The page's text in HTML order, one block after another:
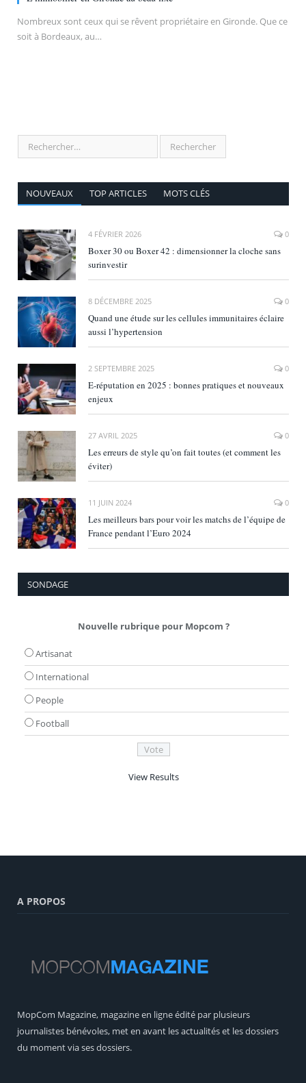
Nombreux sont ceux qui se rêvent propriétaire en Gironde. Que ce
soit à Bordeaux, au…
NOUVEAUX TOP ARTICLES MOTS CLÉS
4 FÉVRIER 2026 0
Boxer 30 ou Boxer 42 : dimensionner la cloche sans
surinvestir
8 DÉCEMBRE 2025 0
Quand une étude sur les cellules immunitaires éclaire
aussi l’hypertension
2 SEPTEMBRE 2025 0
E‑réputation en 2025 : bonnes pratiques et nouveaux
enjeux
27 AVRIL 2025 0
Les erreurs de style qu’on fait toutes (et comment les
éviter)
11 JUIN 2024 0
Les meilleurs bars pour voir les matchs de l’équipe de
France pendant l’Euro 2024
SONDAGE
Nouvelle rubrique pour Mopcom ?
Artisanat
International
People
Football
View Results
A PROPOS
MopCom Magazine, magazine en ligne édité par plusieurs
journalistes bénévoles, met en avant les actualités et les dossiers
du moment via ses dossiers.